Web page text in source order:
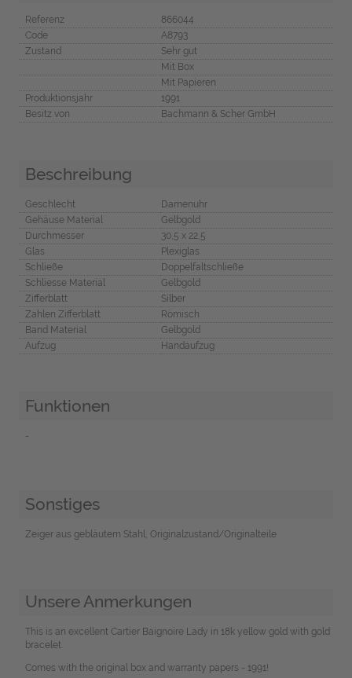
Referenz
866044
Code
A8793
Zustand
Sehr gut
Mit Box
Mit Papieren
Produktionsjahr
1991
Besitz von
Bachmann & Scher GmbH
Beschreibung
Geschlecht
Damenuhr
Gehäuse Material
Gelbgold
Durchmesser
30,5 x 22,5
Glas
Plexiglas
Schließe
Doppelfaltschließe
Schliesse Material
Gelbgold
Zifferblatt
Silber
Zahlen Zifferblatt
Römisch
Band Material
Gelbgold
Aufzug
Handaufzug
Funktionen
-
Sonstiges
Zeiger aus gebläutem Stahl, Originalzustand/Originalteile
Unsere Anmerkungen
This is an excellent Cartier Baignoire Lady in 18k yellow gold with gold
bracelet.
Comes with the original box and warranty papers - 1991!